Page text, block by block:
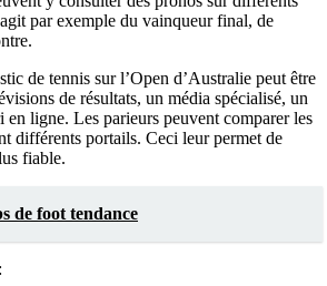
par exemple du vainqueur final, de
de tennis sur l’Open d’Australie peut être
de résultats, un média spécialisé, un
en ligne. Les parieurs peuvent comparer les
différents portails. Ceci leur permet de
fiable.
de foot tendance